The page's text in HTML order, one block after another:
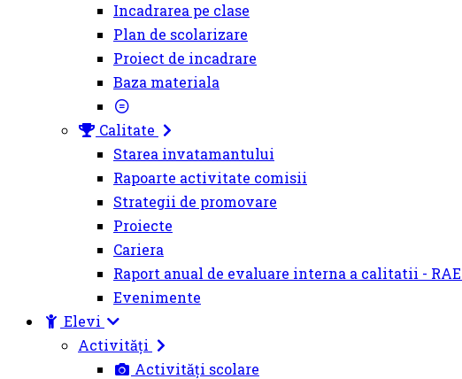
Incadrarea pe clase
Plan de scolarizare
Proiect de incadrare
Baza materiala
Calitate
Starea invatamantului
Rapoarte activitate comisii
Strategii de promovare
Proiecte
Cariera
Raport anual de evaluare interna a calitatii -
Evenimente
Elevi
Activități
Activități scolare